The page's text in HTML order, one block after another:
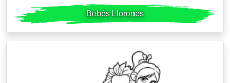
Bebés Llorones